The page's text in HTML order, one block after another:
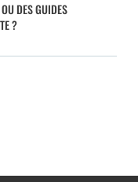
DES GUIDES
?